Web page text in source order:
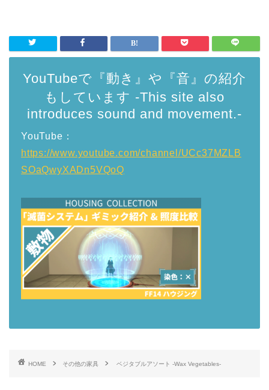
YouTubeで『動き』や『音』の紹介
もしています -This site also
introduces sound and movement.-
YouTube：
https://www.youtube.com/channel/UCc37MZLB
SOaQwyXADn5VQoQ
HOME その他の家具 ベジタブルアソート -Wax Vegetables-